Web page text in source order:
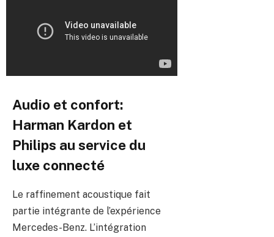
Audio et confort:
Harman Kardon et
Philips au service du
luxe connecté
Le raffinement acoustique fait
partie intégrante de l’expérience
Mercedes-Benz. L’intégration